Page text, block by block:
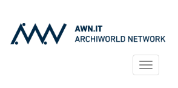
Toggle